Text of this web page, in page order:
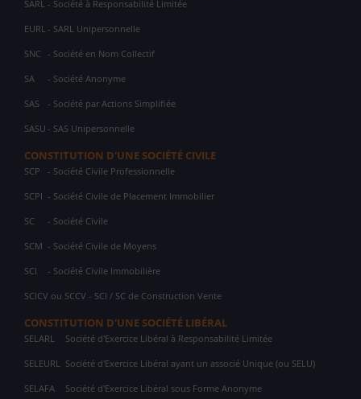
SARL - Société à Responsabilité Limitée
EURL - SARL Unipersonnelle
SNC - Société en Nom Collectif
SA - Société Anonyme
SAS - Société par Actions Simplifiée
SASU - SAS Unipersonnelle
CONSTITUTION D'UNE SOCIÉTÉ CIVILE
SCP - Société Civile Professionnelle
SCPI - Société Civile de Placement Immobilier
SC - Société Civile
SCM - Société Civile de Moyens
SCI - Société Civile Immobilière
SCICV ou SCCV - SCI / SC de Construction Vente
CONSTITUTION D'UNE SOCIÉTÉ LIBÉRAL
SELARL Société d'Exercice Libéral à Responsabilité Limitée
SELEURL Société d'Exercice Libéral ayant un associé Unique (ou SELU)
SELAFA Société d'Exercice Libéral sous Forme Anonyme